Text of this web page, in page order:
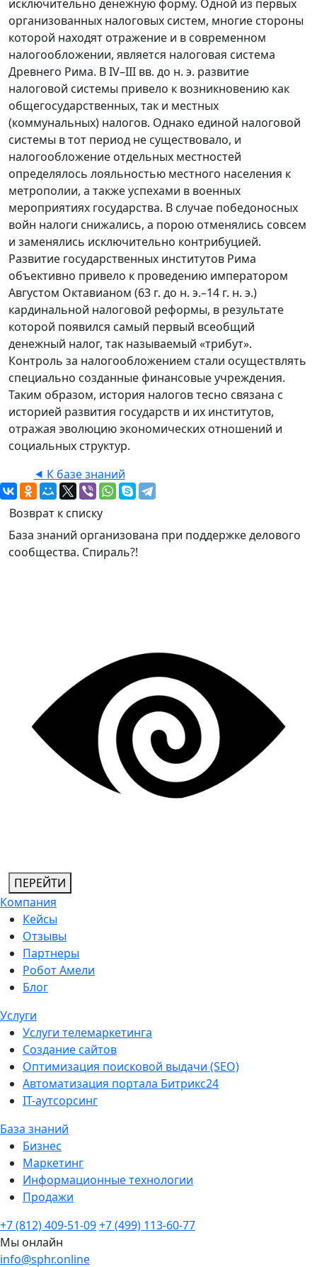
исключительно денежную форму. Одной из первых
организованных налоговых систем, многие стороны
которой находят отражение и в современном
налогообложении, является налоговая система
Древнего Рима. В IV–III вв. до н. э. развитие
налоговой системы привело к возникновению как
общегосударственных, так и местных
(коммунальных) налогов. Однако единой налоговой
системы в тот период не существовало, и
налогообложение отдельных местностей
определялось лояльностью местного населения к
метрополии, а также успехами в военных
мероприятиях государства. В случае победоносных
войн налоги снижались, а порою отменялись совсем
и заменялись исключительно контрибуцией.
Развитие государственных институтов Рима
объективно привело к проведению императором
Августом Октавианом (63 г. до н. э.–14 г. н. э.)
кардинальной налоговой реформы, в результате
которой появился самый первый всеобщий
денежный налог, так называемый «трибут».
Контроль за налогообложением стали осуществлять
специально созданные финансовые учреждения.
Таким образом, история налогов тесно связана с
историей развития государств и их институтов,
отражая эволюцию экономических отношений и
социальных структур.
⯇ К базе знаний
Возврат к списку
База знаний организована при поддержке делового
сообщества. Спираль?!
ПЕРЕЙТИ
Компания
Кейсы
Отзывы
Партнеры
Робот Амели
Блог
Услуги
Услуги телемаркетинга
Создание сайтов
Оптимизация поисковой выдачи (SEO)
Автоматизация портала Битрикс24
IT-аутсорсинг
База знаний
Бизнес
Маркетинг
Информационные технологии
Продажи
+7 (812) 409-51-09+7 (499) 113-60-77
Мы онлайн
info@sphr.online